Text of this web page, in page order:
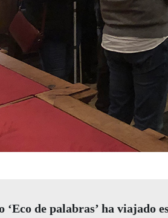
de palabras’ ha viajado